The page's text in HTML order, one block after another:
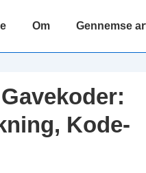
Om Gennemse
Kode-